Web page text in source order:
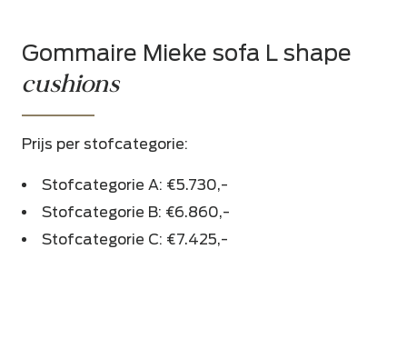
Gommaire Mieke sofa L shape
cushions
Prijs per stofcategorie:
Stofcategorie A: €5.730,-
Stofcategorie B: €6.860,-
Stofcategorie C: €7.425,-